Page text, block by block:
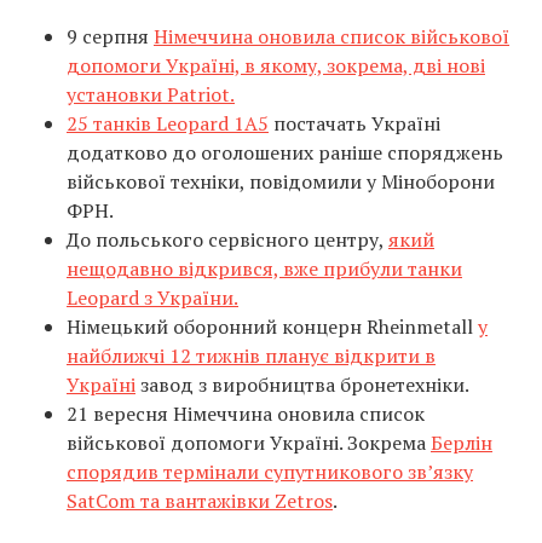
9 серпня Німеччина оновила список військової
допомоги Україні, в якому, зокрема, дві нові
установки Patriot.
25 танків Leopard 1A5 постачать Україні
додатково до оголошених раніше споряджень
військової техніки, повідомили у Міноборони
ФРН.
До польського сервісного центру, який
нещодавно відкрився, вже прибули танки
Leopard з України.
Німецький оборонний концерн Rheinmetallу
найближчі 12 тижнів планує відкрити в
Українізавод з виробництва бронетехніки.
21 вересня Німеччина оновила список
військової допомоги Україні. ЗокремаБерлін
спорядив термінали супутникового зв’язку
SatCom та вантажівки Zetros.